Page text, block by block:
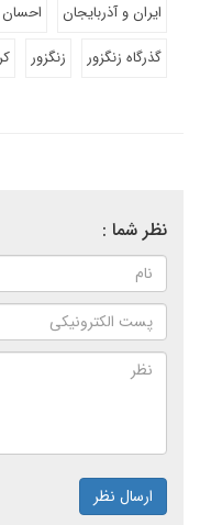
ایران و آذربایجان
گذرگاه زنگزور
زنگزور
نظر شما :
ارسال نظر